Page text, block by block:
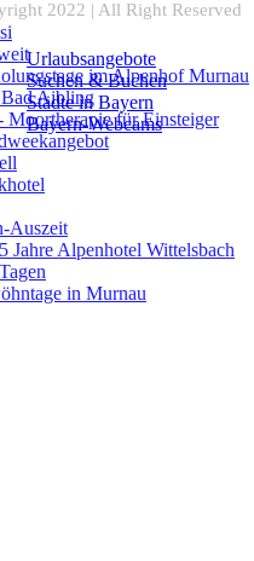
Urlaubsangebote
Suchen & Buchen
Städte in Bayern
Bayern-Webcams
2022 | All Right Reserved
im Alpenhof Murnau
Aibling
Moortherapie für Einsteiger
Auszeit
Jahre Alpenhotel Wittelsbach
in Murnau